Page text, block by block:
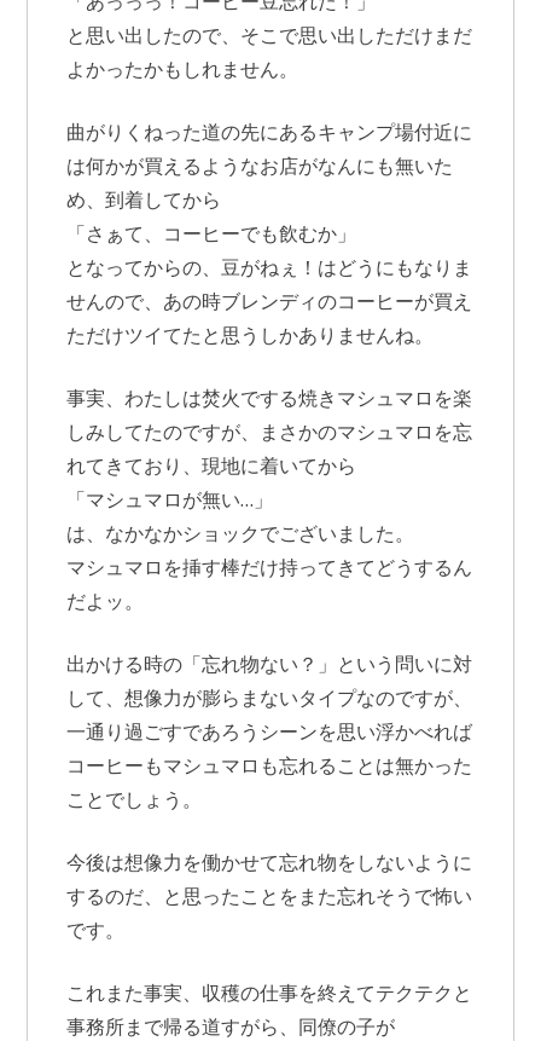
と思い出したので、そこで思い出しただけまだ
よかったかもしれません。
曲がりくねった道の先にあるキャンプ場付近に
は何かが買えるようなお店がなんにも無いた
め、到着してから
「さぁて、コーヒーでも飲むか」
となってからの、豆がねぇ！はどうにもなりま
せんので、あの時ブレンディのコーヒーが買え
ただけツイてたと思うしかありませんね。
事実、わたしは焚火でする焼きマシュマロを楽
しみしてたのですが、まさかのマシュマロを忘
れてきており、現地に着いてから
「マシュマロが無い…」
は、なかなかショックでございました。
マシュマロを挿す棒だけ持ってきてどうするん
だよッ。
出かける時の「忘れ物ない？」という問いに対
して、想像力が膨らまないタイプなのですが、
一通り過ごすであろうシーンを思い浮かべれば
コーヒーもマシュマロも忘れることは無かった
ことでしょう。
今後は想像力を働かせて忘れ物をしないように
するのだ、と思ったことをまた忘れそうで怖い
です。
これまた事実、収穫の仕事を終えてテクテクと
事務所まで帰る道すがら、同僚の子が